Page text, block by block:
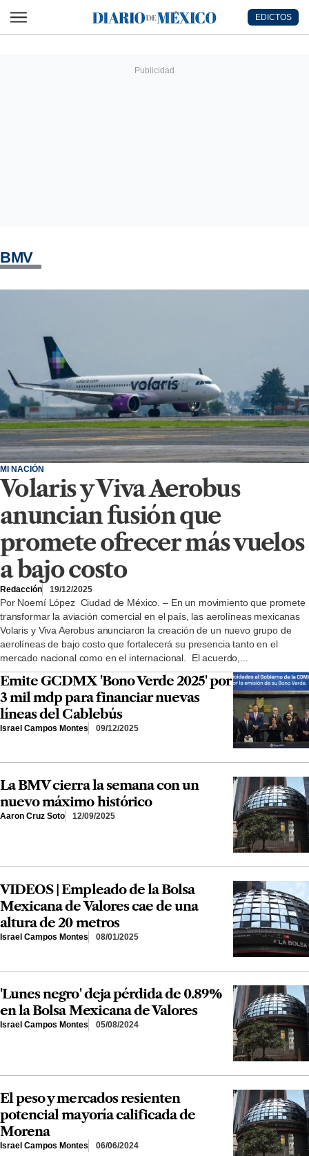
Diario de México
EDICTOS
BMV
MI NACIÓN
Volaris y Viva Aerobus
anuncian fusión que
promete ofrecer más vuelos
a bajo costo
Redacción 19/12/2025
Por Noemí López Ciudad de México. – En un movimiento que promete
transformar la aviación comercial en el país, las aerolíneas mexicanas
Volaris y Viva Aerobus anunciaron la creación de un nuevo grupo de
aerolíneas de bajo costo que fortalecerá su presencia tanto en el
mercado nacional como en el internacional. El acuerdo,...
Emite GCDMX 'Bono Verde 2025' por
3 mil mdp para financiar nuevas
líneas del Cablebús
Israel Campos Montes 09/12/2025
La BMV cierra la semana con un
nuevo máximo histórico
Aaron Cruz Soto 12/09/2025
VIDEOS | Empleado de la Bolsa
Mexicana de Valores cae de una
altura de 20 metros
Israel Campos Montes 08/01/2025
'Lunes negro' deja pérdida de 0.89%
en la Bolsa Mexicana de Valores
Israel Campos Montes 05/08/2024
El peso y mercados resienten
potencial mayoría calificada de
Morena
Israel Campos Montes 06/06/2024